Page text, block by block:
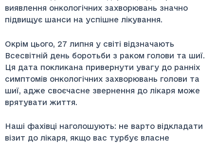
виявлення онкологічних захворювань значно
підвищує шанси на успішне лікування.
Окрім цього, 27 липня у світі відзначають
Всесвітній день боротьби з раком голови та шиї.
Ця дата покликана привернути увагу до ранніх
симптомів онкологічних захворювань голови та
шиї, адже своєчасне звернення до лікаря може
врятувати життя.
Наші фахівці наголошують: не варто відкладати
візит до лікаря, якщо вас турбує власне